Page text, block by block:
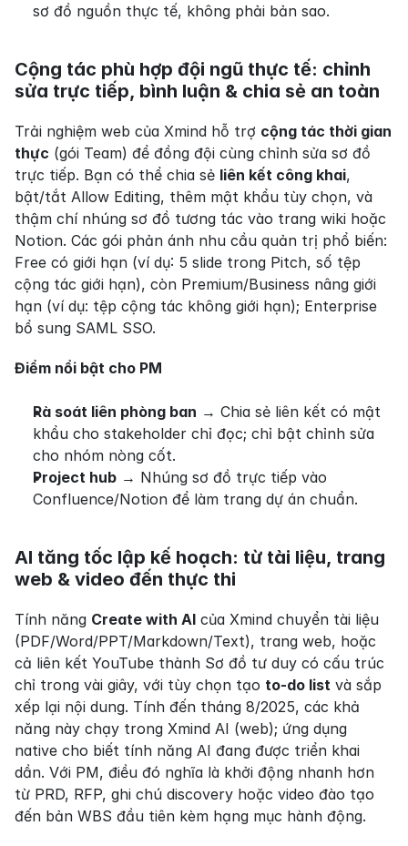
sơ đồ nguồn thực tế, không phải bản sao.
Cộng tác phù hợp đội ngũ thực tế: chỉnh
sửa trực tiếp, bình luận & chia sẻ an toàn
Trải nghiệm web của Xmind hỗ trợ cộng tác thời gian
thực (gói Team) để đồng đội cùng chỉnh sửa sơ đồ
trực tiếp. Bạn có thể chia sẻ liên kết công khai,
bật/tắt Allow Editing, thêm mật khẩu tùy chọn, và
thậm chí nhúng sơ đồ tương tác vào trang wiki hoặc
Notion. Các gói phản ánh nhu cầu quản trị phổ biến:
Free có giới hạn (ví dụ: 5 slide trong Pitch, số tệp
cộng tác giới hạn), còn Premium/Business nâng giới
hạn (ví dụ: tệp cộng tác không giới hạn); Enterprise
bổ sung SAML SSO.
Điểm nổi bật cho PM
Rà soát liên phòng ban → Chia sẻ liên kết có mật
khẩu cho stakeholder chỉ đọc; chỉ bật chỉnh sửa
cho nhóm nòng cốt.
Project hub → Nhúng sơ đồ trực tiếp vào
Confluence/Notion để làm trang dự án chuẩn.
AI tăng tốc lập kế hoạch: từ tài liệu, trang
web & video đến thực thi
Tính năng Create with AI của Xmind chuyển tài liệu
(PDF/Word/PPT/Markdown/Text), trang web, hoặc
cả liên kết YouTube thành Sơ đồ tư duy có cấu trúc
chỉ trong vài giây, với tùy chọn tạo to-do list và sắp
xếp lại nội dung. Tính đến tháng 8/2025, các khả
năng này chạy trong Xmind AI (web); ứng dụng
native cho biết tính năng AI đang được triển khai
dần. Với PM, điều đó nghĩa là khởi động nhanh hơn
từ PRD, RFP, ghi chú discovery hoặc video đào tạo
đến bản WBS đầu tiên kèm hạng mục hành động.